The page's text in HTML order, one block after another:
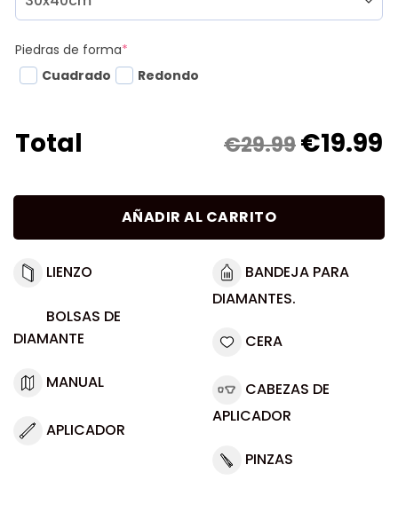
Piedras de forma*
Cuadrado
Redondo
Total €29.99€19.99
AÑADIR AL CARRITO
LIENZO
BOLSAS DE
DIAMANTE
MANUAL
APLICADOR
BANDEJA PARA
DIAMANTES.
CERA
CABEZAS DE
APLICADOR
PINZAS